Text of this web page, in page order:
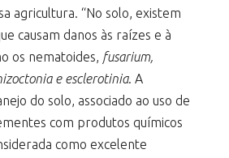
agricultura. “No solo, existem
causam danos às raízes e à
os nematoides, fusarium,
e esclerotinia. A
do solo, associado ao uso de
com produtos químicos
como excelente